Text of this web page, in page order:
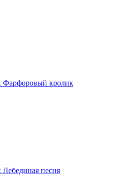
Фарфоровый кролик
песня